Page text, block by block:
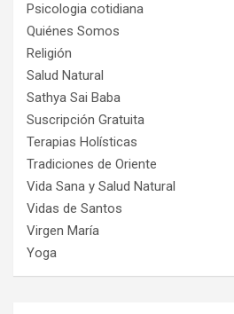
Psicologia cotidiana
Quiénes Somos
Religión
Salud Natural
Sathya Sai Baba
Suscripción Gratuita
Terapias Holísticas
Tradiciones de Oriente
Vida Sana y Salud Natural
Vidas de Santos
Virgen María
Yoga